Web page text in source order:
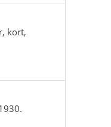
kort,